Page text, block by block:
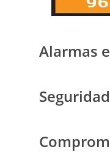
Alarmas